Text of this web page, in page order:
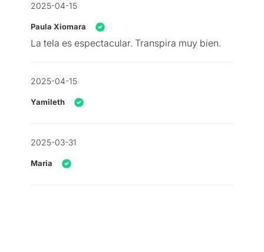
2025-04-15
Paula Xiomara
La tela es espectacular. Transpira muy bien.
2025-04-15
Yamileth
2025-03-31
Maria